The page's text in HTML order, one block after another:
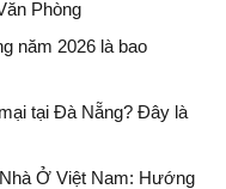
Phòng
năm 2026 là bao
tại Đà Nẵng? Đây là
Ở Việt Nam: Hướng